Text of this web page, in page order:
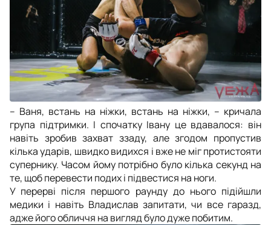
– Ваня, встань на ніжки, встань на ніжки, – кричала
група підтримки. І спочатку Івану це вдавалося: він
навіть зробив захват ззаду, але згодом пропустив
кілька ударів, швидко видихся і вже не міг протистояти
супернику. Часом йому потрібно було кілька секунд на
те, щоб перевести подих і підвестися на ноги.
У перерві після першого раунду до нього підійшли
медики і навіть Владислав запитати, чи все гаразд,
адже його обличчя на вигляд було дуже побитим.